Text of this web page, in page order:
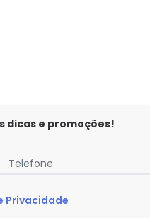
dicas e promoções!
Telefone
Privacidade